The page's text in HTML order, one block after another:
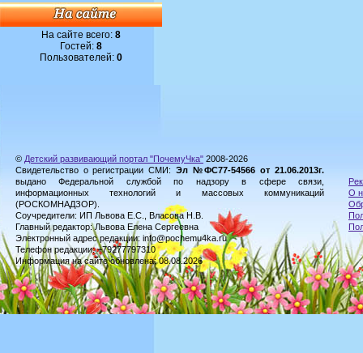
На сайте всего: 8
Гостей: 8
Пользователей: 0
© Детский развивающий портал "ПочемуЧка" 2008-2026
Свидетельство о регистрации СМИ: Эл №ФС77-54566 от 21.06.2013г.
выдано Федеральной службой по надзору в сфере связи,
информационных технологий и массовых коммуникаций
(РОСКОМНАДЗОР).
Соучредители: ИП Львова Е.С., Власова Н.В.
Главный редактор: Львова Елена Сергеевна
Электронный адрес редакции: info@pochemu4ka.ru
Телефон редакции: +79277797310
Информация на сайте обновлена: 08.08.2026
О